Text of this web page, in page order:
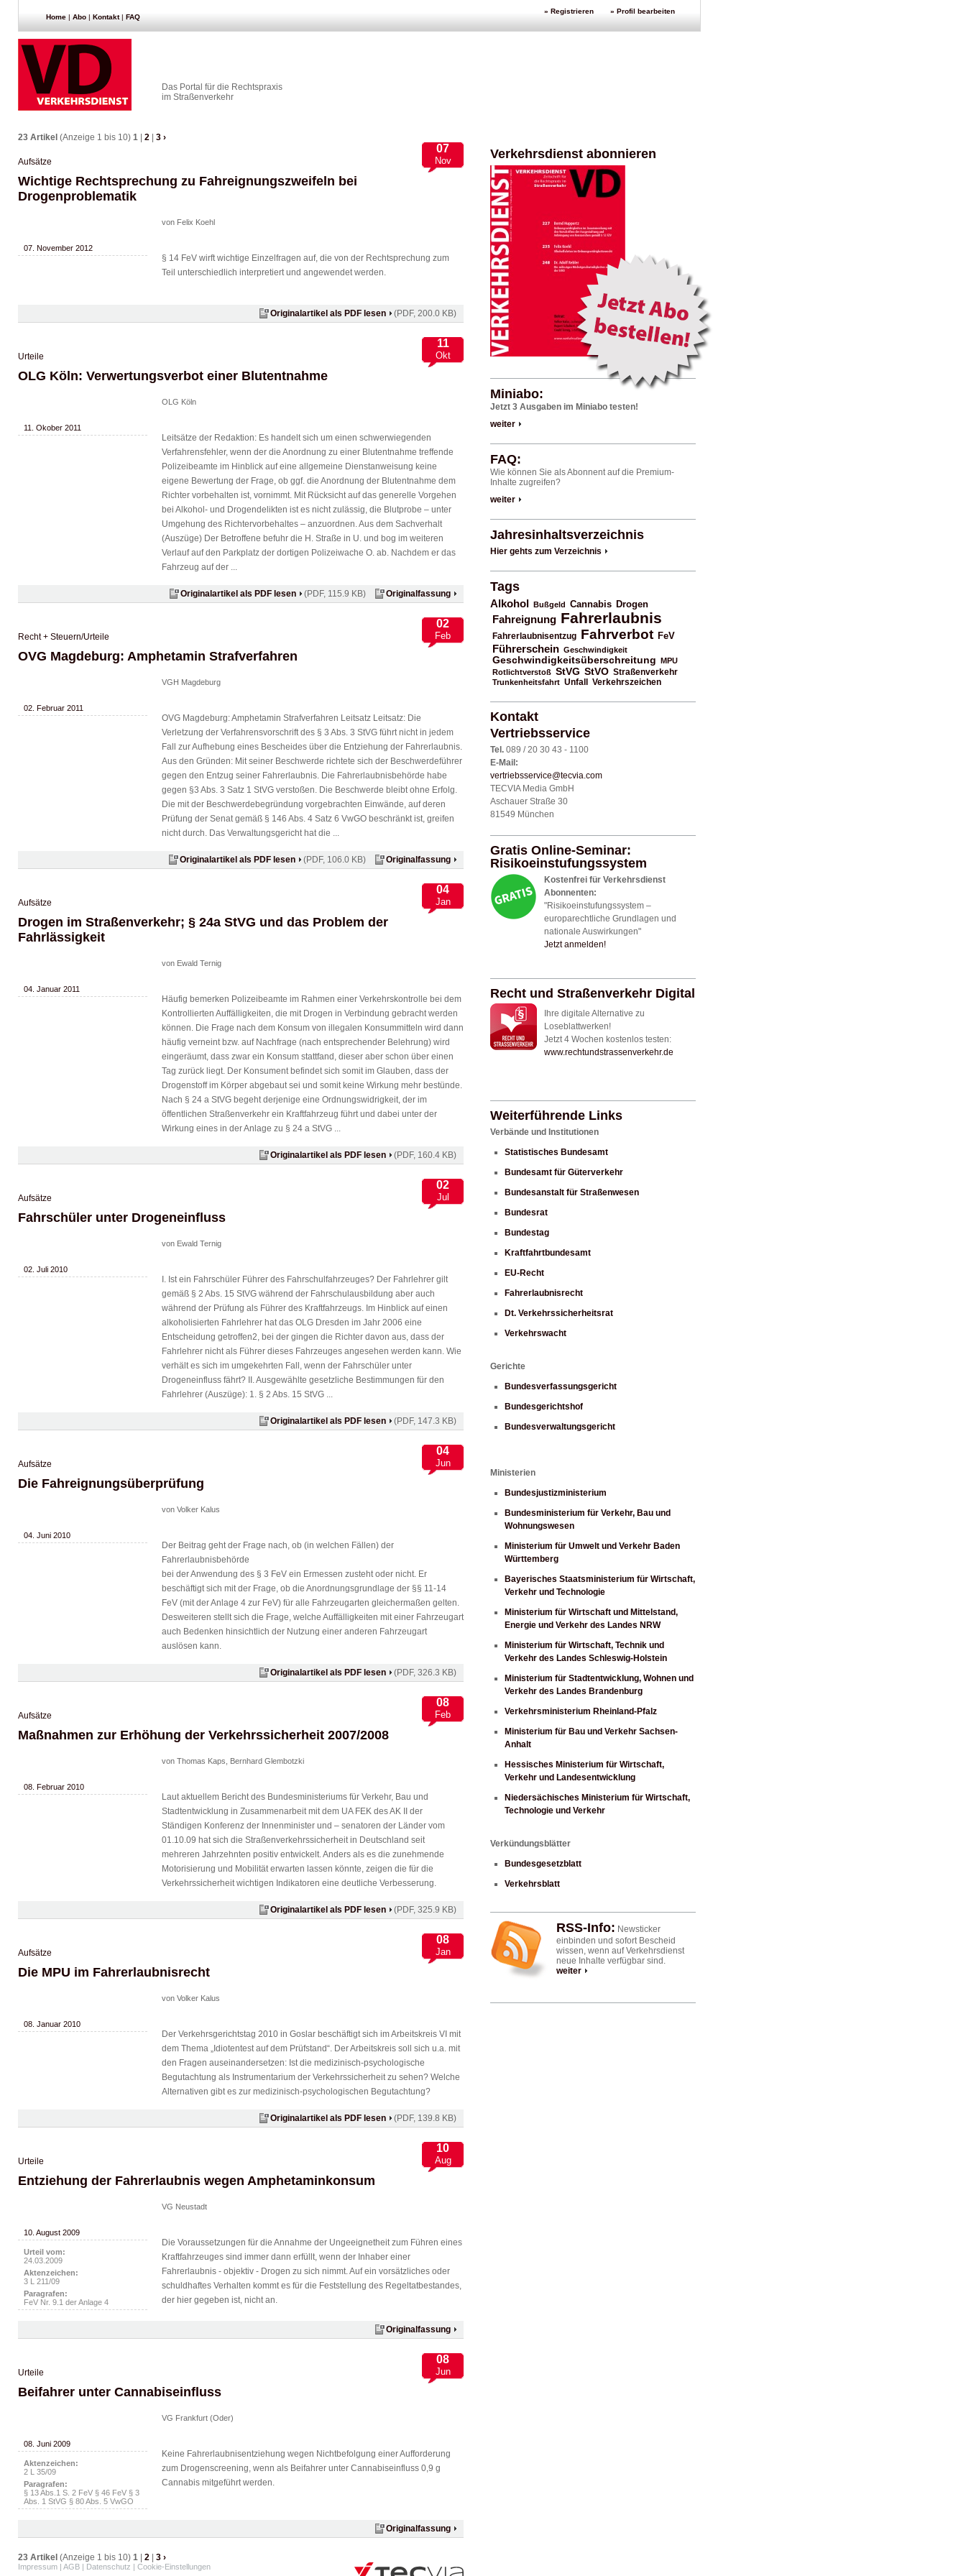
Home | Abo | Kontakt | FAQ
» Registrieren » Profil bearbeiten
Das Portal für die Rechtspraxis
im Straßenverkehr
23 Artikel (Anzeige 1 bis 10) 1 2 3 ›
07
Nov
Aufsätze
Wichtige Rechtsprechung zu Fahreignungszweifeln bei
Drogenproblematik
07. November 2012
von Felix Koehl
§ 14 FeV wirft wichtige Einzelfragen auf, die von der Rechtsprechung zum
Teil unterschiedlich interpretiert und angewendet werden.
Originalartikel als PDF lesen (PDF, 200.0 KB)
11
Okt
Urteile
OLG Köln: Verwertungsverbot einer Blutentnahme
11. Okober 2011
OLG Köln
Leitsätze der Redaktion: Es handelt sich um einen schwerwiegenden
Verfahrensfehler, wenn der die Anordnung zu einer Blutentnahme treffende
Polizeibeamte im Hinblick auf eine allgemeine Dienstanweisung keine
eigene Bewertung der Frage, ob ggf. die Anordnung der Blutentnahme dem
Richter vorbehalten ist, vornimmt. Mit Rücksicht auf das generelle Vorgehen
bei Alkohol- und Drogendelikten ist es nicht zulässig, die Blutprobe – unter
Umgehung des Richtervorbehaltes – anzuordnen. Aus dem Sachverhalt
(Auszüge) Der Betroffene befuhr die H. Straße in U. und bog im weiteren
Verlauf auf den Parkplatz der dortigen Polizeiwache O. ab. Nachdem er das
Fahrzeug auf der ...
Originalartikel als PDF lesen (PDF, 115.9 KB) Originalfassung
02
Feb
Recht + Steuern/Urteile
OVG Magdeburg: Amphetamin Strafverfahren
02. Februar 2011
VGH Magdeburg
OVG Magdeburg: Amphetamin Strafverfahren Leitsatz Leitsatz: Die
Verletzung der Verfahrensvorschrift des § 3 Abs. 3 StVG führt nicht in jedem
Fall zur Aufhebung eines Bescheides über die Entziehung der Fahrerlaubnis.
Aus den Gründen: Mit seiner Beschwerde richtete sich der Beschwerdeführer
gegen den Entzug seiner Fahrerlaubnis. Die Fahrerlaubnisbehörde habe
gegen §3 Abs. 3 Satz 1 StVG verstoßen. Die Beschwerde bleibt ohne Erfolg.
Die mit der Beschwerdebegründung vorgebrachten Einwände, auf deren
Prüfung der Senat gemäß § 146 Abs. 4 Satz 6 VwGO beschränkt ist, greifen
nicht durch. Das Verwaltungsgericht hat die ...
Originalartikel als PDF lesen (PDF, 106.0 KB) Originalfassung
04
Jan
Aufsätze
Drogen im Straßenverkehr; § 24a StVG und das Problem der
Fahrlässigkeit
04. Januar 2011
von Ewald Ternig
Häufig bemerken Polizeibeamte im Rahmen einer Verkehrskontrolle bei dem
Kontrollierten Auffälligkeiten, die mit Drogen in Verbindung gebracht werden
können. Die Frage nach dem Konsum von illegalen Konsummitteln wird dann
häufig verneint bzw. auf Nachfrage (nach entsprechender Belehrung) wird
eingeräumt, dass zwar ein Konsum stattfand, dieser aber schon über einen
Tag zurück liegt. Der Konsument befindet sich somit im Glauben, dass der
Drogenstoff im Körper abgebaut sei und somit keine Wirkung mehr bestünde.
Nach § 24 a StVG begeht derjenige eine Ordnungswidrigkeit, der im
öffentlichen Straßenverkehr ein Kraftfahrzeug führt und dabei unter der
Wirkung eines in der Anlage zu § 24 a StVG ...
Originalartikel als PDF lesen (PDF, 160.4 KB)
02
Jul
Aufsätze
Fahrschüler unter Drogeneinfluss
02. Juli 2010
von Ewald Ternig
I. Ist ein Fahrschüler Führer des Fahrschulfahrzeuges? Der Fahrlehrer gilt
gemäß § 2 Abs. 15 StVG während der Fahrschulausbildung aber auch
während der Prüfung als Führer des Kraftfahrzeugs. Im Hinblick auf einen
alkoholisierten Fahrlehrer hat das OLG Dresden im Jahr 2006 eine
Entscheidung getroffen2, bei der gingen die Richter davon aus, dass der
Fahrlehrer nicht als Führer dieses Fahrzeuges angesehen werden kann. Wie
verhält es sich im umgekehrten Fall, wenn der Fahrschüler unter
Drogeneinfluss fährt? II. Ausgewählte gesetzliche Bestimmungen für den
Fahrlehrer (Auszüge): 1. § 2 Abs. 15 StVG ...
Originalartikel als PDF lesen (PDF, 147.3 KB)
04
Jun
Aufsätze
Die Fahreignungsüberprüfung
04. Juni 2010
von Volker Kalus
Der Beitrag geht der Frage nach, ob (in welchen Fällen) der
Fahrerlaubnisbehörde
bei der Anwendung des § 3 FeV ein Ermessen zusteht oder nicht. Er
beschäftigt sich mit der Frage, ob die Anordnungsgrundlage der §§ 11-14
FeV (mit der Anlage 4 zur FeV) für alle Fahrzeugarten gleichermaßen gelten.
Desweiteren stellt sich die Frage, welche Auffälligkeiten mit einer Fahrzeugart
auch Bedenken hinsichtlich der Nutzung einer anderen Fahrzeugart
auslösen kann.
Originalartikel als PDF lesen (PDF, 326.3 KB)
08
Feb
Aufsätze
Maßnahmen zur Erhöhung der Verkehrssicherheit 2007/2008
08. Februar 2010
von Thomas Kaps, Bernhard Glembotzki
Laut aktuellem Bericht des Bundesministeriums für Verkehr, Bau und
Stadtentwicklung in Zusammenarbeit mit dem UA FEK des AK II der
Ständigen Konferenz der Innenminister und – senatoren der Länder vom
01.10.09 hat sich die Straßenverkehrssicherheit in Deutschland seit
mehreren Jahrzehnten positiv entwickelt. Anders als es die zunehmende
Motorisierung und Mobilität erwarten lassen könnte, zeigen die für die
Verkehrssicherheit wichtigen Indikatoren eine deutliche Verbesserung.
Originalartikel als PDF lesen (PDF, 325.9 KB)
08
Jan
Aufsätze
Die MPU im Fahrerlaubnisrecht
08. Januar 2010
von Volker Kalus
Der Verkehrsgerichtstag 2010 in Goslar beschäftigt sich im Arbeitskreis VI mit
dem Thema „Idiotentest auf dem Prüfstand“. Der Arbeitskreis soll sich u.a. mit
den Fragen auseinandersetzen: Ist die medizinisch-psychologische
Begutachtung als Instrumentarium der Verkehrssicherheit zu sehen? Welche
Alternativen gibt es zur medizinisch-psychologischen Begutachtung?
Originalartikel als PDF lesen (PDF, 139.8 KB)
10
Aug
Urteile
Entziehung der Fahrerlaubnis wegen Amphetaminkonsum
10. August 2009
Urteil vom:
24.03.2009
Aktenzeichen:
3 L 211/09
Paragrafen:
FeV Nr. 9.1 der Anlage 4
VG Neustadt
Die Voraussetzungen für die Annahme der Ungeeignetheit zum Führen eines
Kraftfahrzeuges sind immer dann erfüllt, wenn der Inhaber einer
Fahrerlaubnis - objektiv - Drogen zu sich nimmt. Auf ein vorsätzliches oder
schuldhaftes Verhalten kommt es für die Feststellung des Regeltatbestandes,
der hier gegeben ist, nicht an.
Originalfassung
08
Jun
Urteile
Beifahrer unter Cannabiseinfluss
08. Juni 2009
Aktenzeichen:
2 L 35/09
Paragrafen:
§ 13 Abs.1 S. 2 FeV § 46 FeV § 3
Abs. 1 StVG § 80 Abs. 5 VwGO
VG Frankfurt (Oder)
Keine Fahrerlaubnisentziehung wegen Nichtbefolgung einer Aufforderung
zum Drogenscreening, wenn als Beifahrer unter Cannabiseinfluss 0,9 g
Cannabis mitgeführt werden.
Originalfassung
23 Artikel (Anzeige 1 bis 10) 1 2 3 ›
Verkehrsdienst abonnieren
Miniabo:
Jetzt 3 Ausgaben im Miniabo testen!
weiter
FAQ:
Wie können Sie als Abonnent auf die Premium-
Inhalte zugreifen?
weiter
Jahresinhaltsverzeichnis
Hier gehts zum Verzeichnis
Tags
Alkohol Bußgeld Cannabis Drogen
Fahreignung Fahrerlaubnis
Fahrerlaubnisentzug Fahrverbot FeV
Führerschein Geschwindigkeit
Geschwindigkeitsüberschreitung MPU
Rotlichtverstoß StVG StVO Straßenverkehr
Trunkenheitsfahrt Unfall Verkehrszeichen
Kontakt
Vertriebsservice
Tel. 089 / 20 30 43 - 1100
E-Mail:
vertriebsservice@tecvia.com
TECVIA Media GmbH
Aschauer Straße 30
81549 München
Gratis Online-Seminar:
Risikoeinstufungssystem
Kostenfrei für Verkehrsdienst
Abonnenten:
"Risikoeinstufungssystem –
europarechtliche Grundlagen und
nationale Auswirkungen"
Jetzt anmelden!
Recht und Straßenverkehr Digital
Ihre digitale Alternative zu
Loseblattwerken!
Jetzt 4 Wochen kostenlos testen:
www.rechtundstrassenverkehr.de
Weiterführende Links
Verbände und Institutionen
Statistisches Bundesamt
Bundesamt für Güterverkehr
Bundesanstalt für Straßenwesen
Bundesrat
Bundestag
Kraftfahrtbundesamt
EU-Recht
Fahrerlaubnisrecht
Dt. Verkehrssicherheitsrat
Verkehrswacht
Gerichte
Bundesverfassungsgericht
Bundesgerichtshof
Bundesverwaltungsgericht
Ministerien
Bundesjustizministerium
Bundesministerium für Verkehr, Bau und
Wohnungswesen
Ministerium für Umwelt und Verkehr Baden
Württemberg
Bayerisches Staatsministerium für Wirtschaft,
Verkehr und Technologie
Ministerium für Wirtschaft und Mittelstand,
Energie und Verkehr des Landes NRW
Ministerium für Wirtschaft, Technik und
Verkehr des Landes Schleswig-Holstein
Ministerium für Stadtentwicklung, Wohnen und
Verkehr des Landes Brandenburg
Verkehrsministerium Rheinland-Pfalz
Ministerium für Bau und Verkehr Sachsen-
Anhalt
Hessisches Ministerium für Wirtschaft,
Verkehr und Landesentwicklung
Niedersächisches Ministerium für Wirtschaft,
Technologie und Verkehr
Verkündungsblätter
Bundesgesetzblatt
Verkehrsblatt
RSS-Info: Newsticker
einbinden und sofort Bescheid
wissen, wenn auf Verkehrsdienst
neue Inhalte verfügbar sind.
weiter
Impressum | AGB | Datenschutz | Cookie-Einstellungen